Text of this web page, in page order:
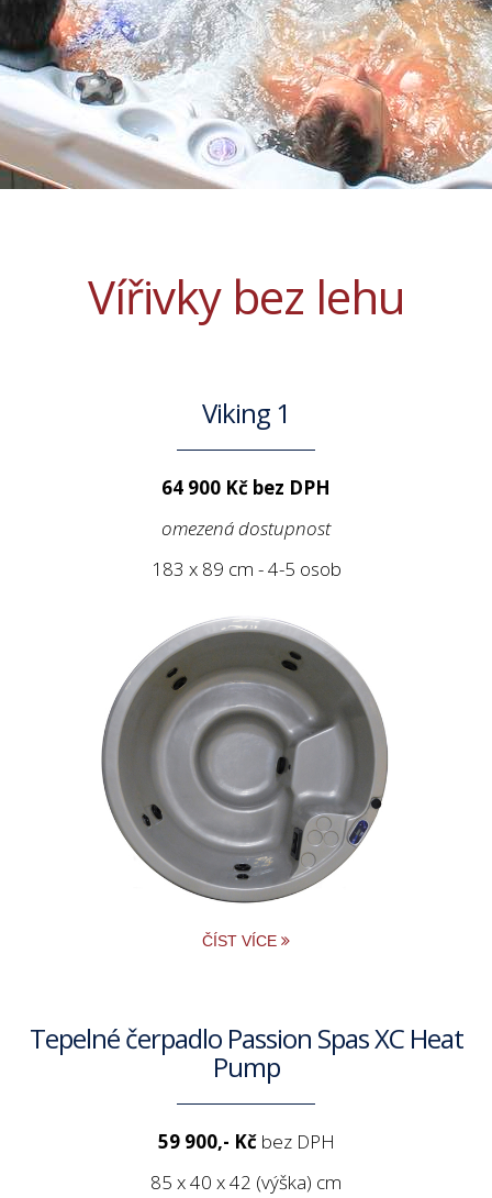
Vířivky bez lehu
Viking 1
64 900 Kč bez DPH
omezená dostupnost
183 x 89 cm - 4-5 osob
ČÍST VÍCE
Tepelné čerpadlo Passion Spas XC Heat
Pump
59 900,- Kčbez DPH
85 x 40 x 42 (výška) cm